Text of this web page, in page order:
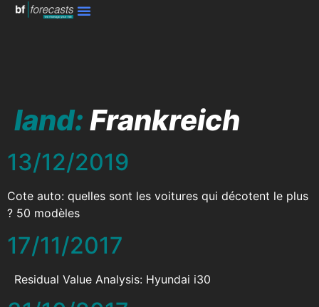
land: Frankreich
13/12/2019
Cote auto: quelles sont les voitures qui décotent le plus
? 50 modèles
17/11/2017
Residual Value Analysis: Hyundai i30